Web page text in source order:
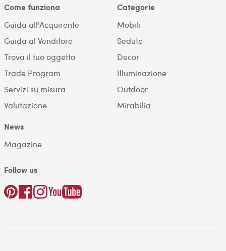
Come funziona
Guida all'Acquirente
Guida al Venditore
Trova il tuo oggetto
Trade Program
Servizi su misura
Valutazione
Categorie
Mobili
Sedute
Decor
Illuminazione
Outdoor
Mirabilia
News
Magazine
Follow us